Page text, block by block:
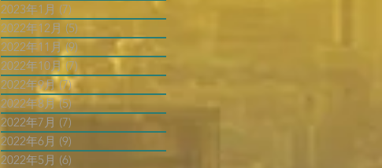
2023年1月 (7)
2022年12月 (5)
2022年11月 (9) 9 篇文章
2022年10月 (7) 7 篇文章
2022年9月 (7) 7 篇文章
2022年8月 (5) 5 篇文章
2022年7月 (7)
2022年6月 (9)
2022年5月 (6)